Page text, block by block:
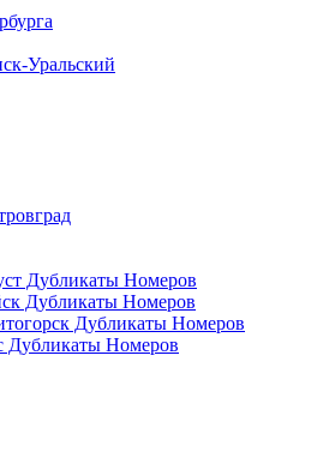
Уральский
Дубликаты Номеров
Дубликаты Номеров
Дубликаты Номеров
Дубликаты Номеров